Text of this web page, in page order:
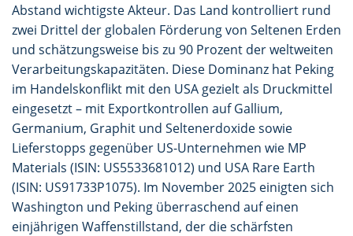
Abstand wichtigste Akteur. Das Land kontrolliert rund
zwei Drittel der globalen Förderung von Seltenen Erden
und schätzungsweise bis zu 90 Prozent der weltweiten
Verarbeitungskapazitäten. Diese Dominanz hat Peking
im Handelskonflikt mit den USA gezielt als Druckmittel
eingesetzt – mit Exportkontrollen auf Gallium,
Germanium, Graphit und Seltenerdoxide sowie
Lieferstopps gegenüber US-Unternehmen wie MP
Materials (ISIN: US5533681012) und USA Rare Earth
(ISIN: US91733P1075). Im November 2025 einigten sich
Washington und Peking überraschend auf einen
einjährigen Waffenstillstand, der die schärfsten